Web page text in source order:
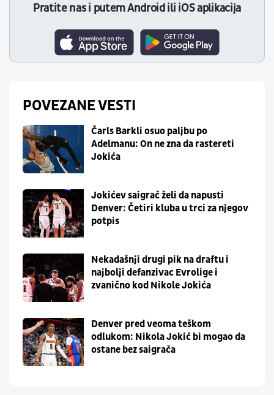
Pratite nas i putem Android ili iOS aplikacija
POVEZANE VESTI
Čarls Barkli osuo paljbu po
Adelmanu: On ne zna da rastereti
Jokića
Jokićev saigrač želi da napusti
Denver: Četiri kluba u trci za njegov
potpis
Nekadašnji drugi pik na draftu i
najbolji defanzivac Evrolige i
zvanično kod Nikole Jokića
Denver pred veoma teškom
odlukom: Nikola Jokić bi mogao da
ostane bez saigrača